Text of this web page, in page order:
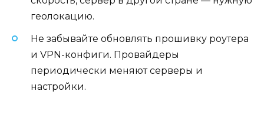
геолокацию.
Не забывайте обновлять прошивку роутера
и VPN-конфиги. Провайдеры
периодически меняют серверы и
настройки.